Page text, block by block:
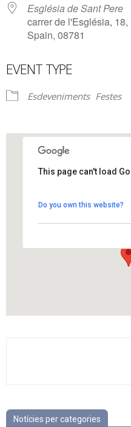
Església de Sant Pere
carrer de l'Església,
Spain, 08781
EVENT TYPE
Esdeveniments Festes
carrer de l'Església,
View Events
This page can't load
Do you own this website?
Notícies per categories